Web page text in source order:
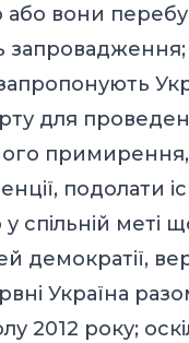
вони
для
подолати
у спільній
демократії,
Україна
2012 року;